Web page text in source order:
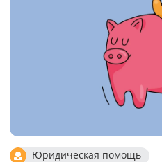
Юридическая помощь